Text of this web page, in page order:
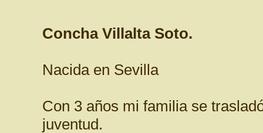
Concha Villalta Soto.
Nacida en Sevilla
Con 3 años mi familia se
juventud.